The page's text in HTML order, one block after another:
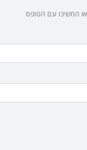
או המשיכו עם הטופס